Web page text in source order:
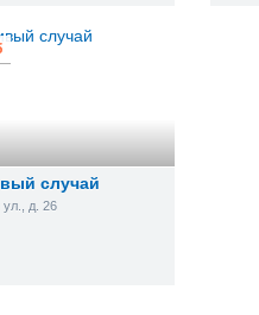
случай
ул., д. 26